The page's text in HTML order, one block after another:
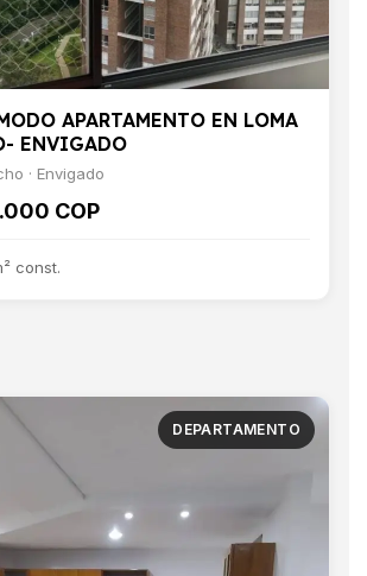
APARTAMENTO EN LOMA
ENVIGADO
· Envigado
COP
const.
DEPARTAMENTO